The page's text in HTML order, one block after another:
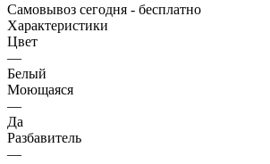
Самовывоз сегодня - бесплатно
Характеристики
Цвет
—
Белый
Моющаяся
—
Да
Разбавитель
—